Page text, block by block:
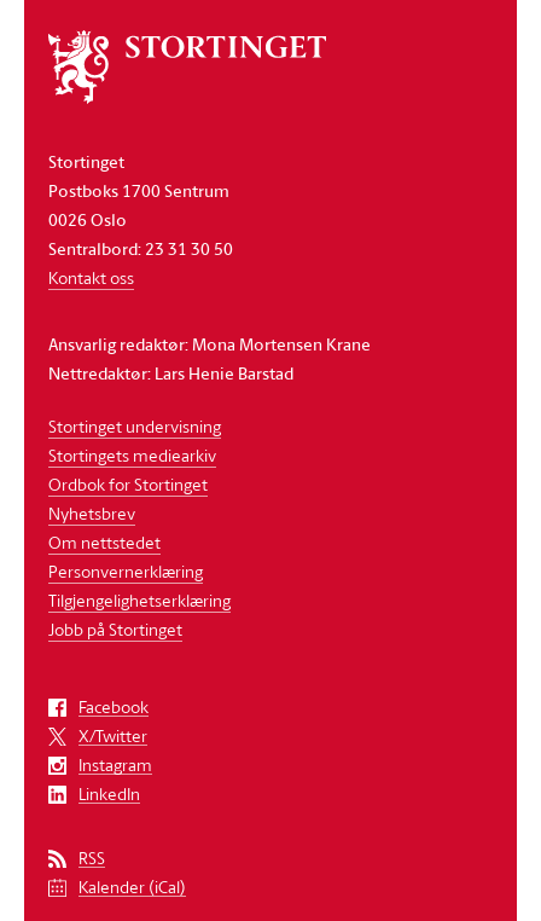
Om
stortinget
Stortinget
Postboks 1700 Sentrum
0026 Oslo
Sentralbord: 23 31 30 50
Kontakt oss
Ansvarlig redaktør: Mona Mortensen Krane
Nettredaktør: Lars Henie Barstad
Stortinget undervisning
Stortingets mediearkiv
Ordbok for Stortinget
Nyhetsbrev
Om nettstedet
Personvernerklæring
Tilgjengelighetserklæring
Jobb på Stortinget
Facebook
X/Twitter
Instagram
LinkedIn
RSS
Kalender (iCal)